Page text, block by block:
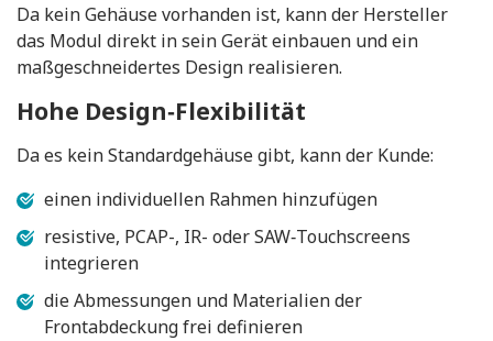
Da kein Gehäuse vorhanden ist, kann der Hersteller
das Modul direkt in sein Gerät einbauen und ein
maßgeschneidertes Design realisieren.
Hohe Design‑Flexibilität
Da es kein Standardgehäuse gibt, kann der Kunde:
einen individuellen Rahmen hinzufügen
resistive, PCAP-, IR- oder SAW‑Touchscreens
integrieren
die Abmessungen und Materialien der
Frontabdeckung frei definieren